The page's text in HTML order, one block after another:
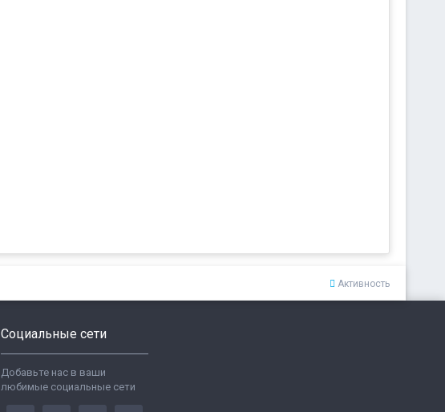
Активность
Социальные сети
Добавьте нас в ваши
любимые социальные сети